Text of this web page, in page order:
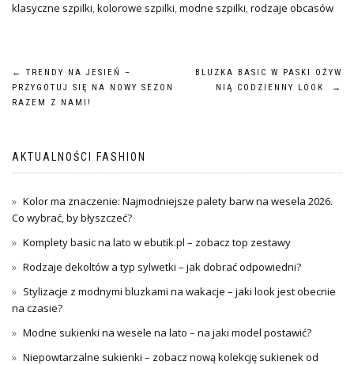
klasyczne szpilki,kolorowe szpilki,modne szpilki,rodzaje obcasów
Nawigacja
wpisu
←
TRENDY NA JESIEŃ –
PRZYGOTUJ SIĘ NA NOWY SEZON
RAZEM Z NAMI!
BLUZKA BASIC W PASKI OŻYW
NIĄ CODZIENNY LOOK
→
AKTUALNOŚCI FASHION
Kolor ma znaczenie: Najmodniejsze palety barw na wesela 2026.
Co wybrać, by błyszczeć?
Komplety basic na lato w ebutik.pl – zobacz top zestawy
Rodzaje dekoltów a typ sylwetki – jak dobrać odpowiedni?
Stylizacje z modnymi bluzkami na wakacje – jaki look jest obecnie
na czasie?
Modne sukienki na wesele na lato – na jaki model postawić?
Niepowtarzalne sukienki – zobacz nową kolekcję sukienek od